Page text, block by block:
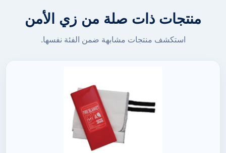
منتجات ذات صلة من زي الأمن
استكشف منتجات مشابهة ضمن الفئة نفسها.